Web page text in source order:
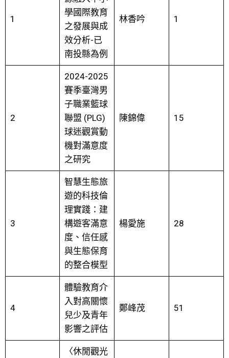
1
學國際教育
之發展與成
效分析-已
南投縣為例
林香吟 1
2
2024-2025
賽季臺灣男
子職業籃球
聯盟 (PLG)
球迷觀賞動
機對滿意度
之研究
陳錦偉 15
3
智慧生態旅
遊的科技倫
理實踐：建
構遊客滿意
度、信任感
與生態保育
的整合模型
楊愛施 28
4
體驗教育介
入對高關懷
兒少及青年
影響之評估
鄭峰茂 51
〈休閒觀光